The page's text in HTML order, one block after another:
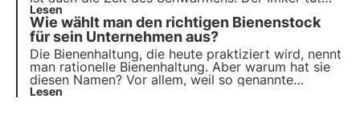
sein Möglichstes, um es zu vermeiden, aber es
gelingt ihm nicht immer.
Lesen
Wie wählt man den richtigen Bienenstock
für sein Unternehmen aus?
Die Bienenhaltung, die heute praktiziert wird, nennt
man rationelle Bienenhaltung. Aber warum hat sie
diesen Namen? Vor allem, weil so genannte
rationelle Bienenstöcke verwendet werden, d. h.
Lesen